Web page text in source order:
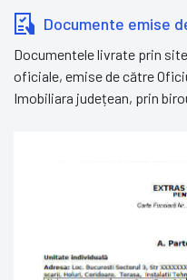
Documente emise
Documentele livrate prin
oficiale, emise de către
Imobiliara județean, prin